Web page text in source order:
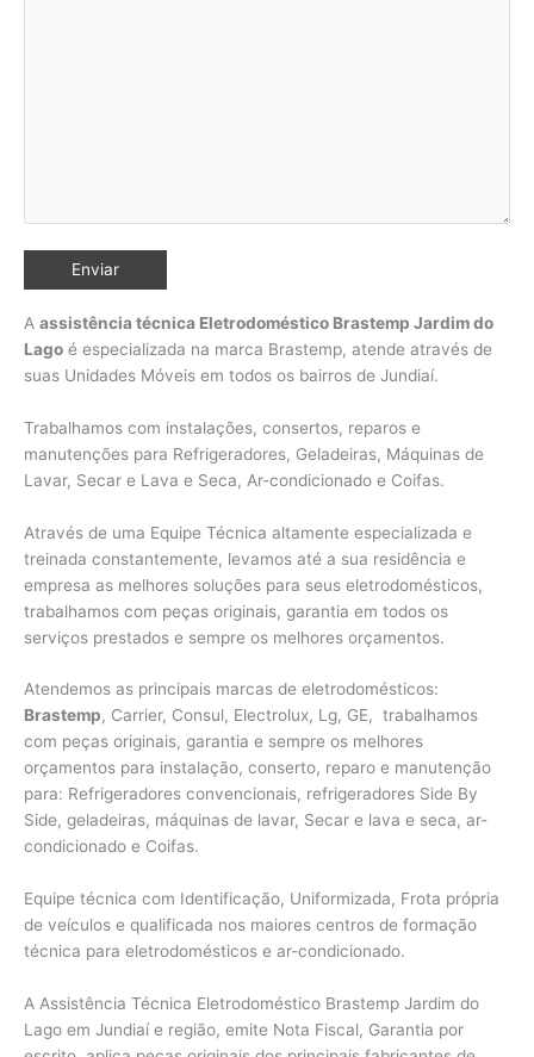
A assistência técnica Eletrodoméstico Brastemp Jardim do
Lago é especializada na marca Brastemp, atende através de
suas Unidades Móveis em todos os bairros de Jundiaí.
Trabalhamos com instalações, consertos, reparos e
manutenções para Refrigeradores, Geladeiras, Máquinas de
Lavar, Secar e Lava e Seca, Ar-condicionado e Coifas.
Através de uma Equipe Técnica altamente especializada e
treinada constantemente, levamos até a sua residência e
empresa as melhores soluções para seus eletrodomésticos,
trabalhamos com peças originais, garantia em todos os
serviços prestados e sempre os melhores orçamentos.
Atendemos as principais marcas de eletrodomésticos:
Brastemp, Carrier, Consul, Electrolux, Lg, GE, trabalhamos
com peças originais, garantia e sempre os melhores
orçamentos para instalação, conserto, reparo e manutenção
para: Refrigeradores convencionais, refrigeradores Side By
Side, geladeiras, máquinas de lavar, Secar e lava e seca, ar-
condicionado e Coifas.
Equipe técnica com Identificação, Uniformizada, Frota própria
de veículos e qualificada nos maiores centros de formação
técnica para eletrodomésticos e ar-condicionado.
A Assistência Técnica Eletrodoméstico Brastemp Jardim do
Lago em Jundiaí e região, emite Nota Fiscal, Garantia por